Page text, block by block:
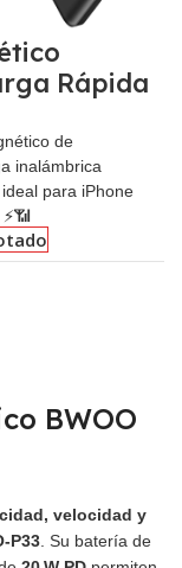
Rápida
de
inalámbrica
para iPhone
BWOO
velocidad y
. Su batería de